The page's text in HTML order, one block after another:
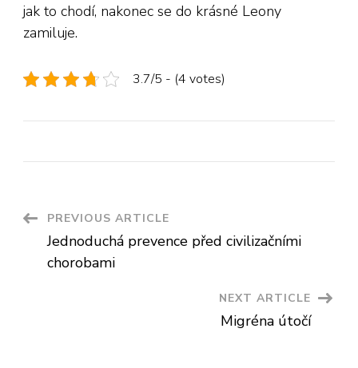
jak to chodí, nakonec se do krásné Leony
zamiluje.
3.7/5 - (4 votes)
Post
Navigation
PREVIOUS ARTICLE
Jednoduchá prevence před civilizačními
chorobami
NEXT ARTICLE
Migréna útočí